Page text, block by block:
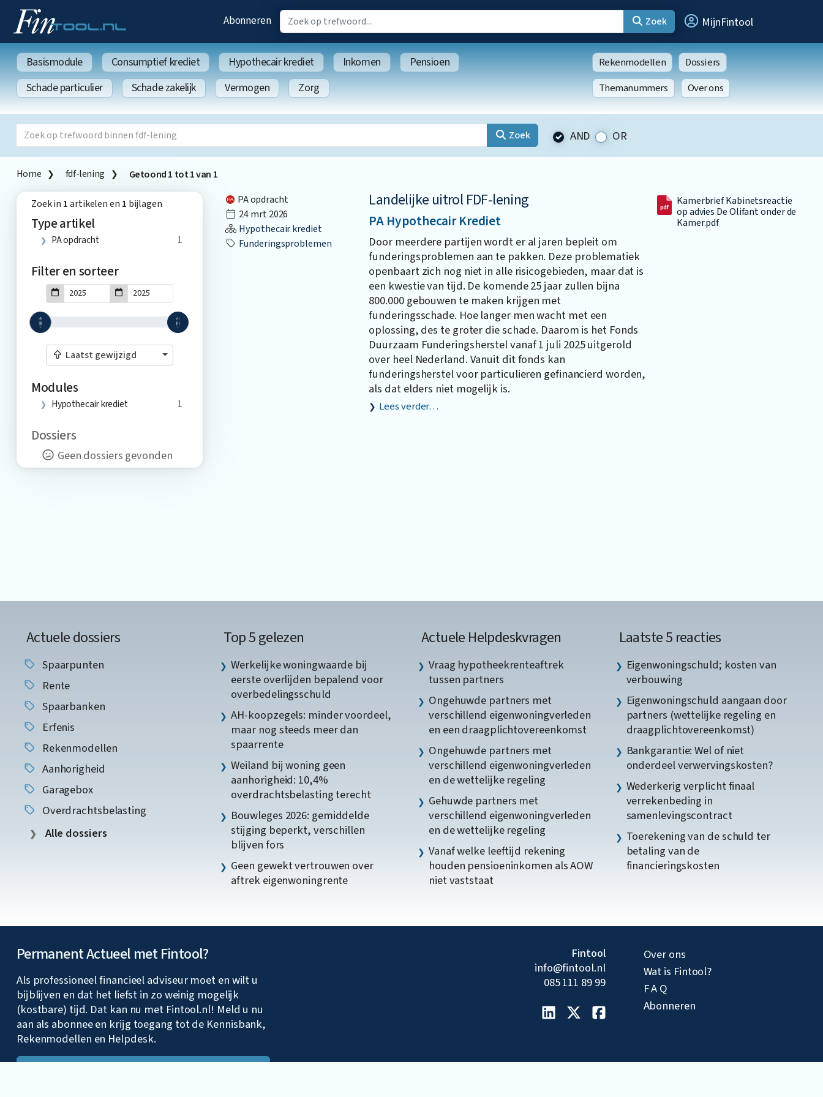
Abonneren Zoek MijnFintool
Basismodule Consumptief krediet Hypothecair krediet Inkomen
Pensioen
Schade particulier
Schade zakelijk Vermogen Zorg
Rekenmodellen
Dossiers
Themanummers
Over ons
Zoek AND OR
Home fdf-lening Getoond1 tot1van 1
Zoek in 1artikelen en 1 bijlagen
Type artikel
PA opdracht 1
Filter en sorteer
Laatst gewijzigd
Modules
Hypothecair krediet 1
Dossiers
Geen dossiers gevonden
PA opdracht
24 mrt 2026
Hypothecair krediet
Funderingsproblemen
Landelijke uitrol FDF-lening
PA Hypothecair Krediet
Door meerdere partijen wordt er al jaren bepleit om
funderingsproblemen aan te pakken. Deze problematiek
openbaart zich nog niet in alle risicogebieden, maar dat is
een kwestie van tijd. De komende 25 jaar zullen bijna
800.000 gebouwen te maken krijgen met
funderingsschade. Hoe langer men wacht met een
oplossing, des te groter die schade. Daarom is het Fonds
Duurzaam Funderingsherstel vanaf 1 juli 2025 uitgerold
over heel Nederland. Vanuit dit fonds kan
funderingsherstel voor particulieren gefinancierd worden,
als dat elders niet mogelijk is.
Lees verder…
Kamerbrief Kabinetsreactie
op advies De Olifant onder de
Kamer.pdf
Actuele dossiers
Spaarpunten
Rente
Spaarbanken
Erfenis
Rekenmodellen
Aanhorigheid
Garagebox
Overdrachtsbelasting
Alle dossiers
Top 5 gelezen
Werkelijke woningwaarde bij
eerste overlijden bepalend voor
overbedelingsschuld
AH-koopzegels: minder voordeel,
maar nog steeds meer dan
spaarrente
Weiland bij woning geen
aanhorigheid: 10,4%
overdrachtsbelasting terecht
Bouwleges 2026: gemiddelde
stijging beperkt, verschillen
blijven fors
Geen gewekt vertrouwen over
aftrek eigenwoningrente
Actuele Helpdeskvragen
Vraag hypotheekrenteaftrek
tussen partners
Ongehuwde partners met
verschillend eigenwoningverleden
en een draagplichtovereenkomst
Ongehuwde partners met
verschillend eigenwoningverleden
en de wettelijke regeling
Gehuwde partners met
verschillend eigenwoningverleden
en de wettelijke regeling
Vanaf welke leeftijd rekening
houden pensioeninkomen als AOW
niet vaststaat
Laatste 5 reacties
Eigenwoningschuld; kosten van
verbouwing
Eigenwoningschuld aangaan door
partners (wettelijke regeling en
draagplichtovereenkomst)
Bankgarantie: Wel of niet
onderdeel verwervingskosten?
Wederkerig verplicht finaal
verrekenbeding in
samenlevingscontract
Toerekening van de schuld ter
betaling van de
financieringskosten
Permanent Actueel met Fintool?
Als professioneel financieel adviseur moet en wilt u
bijblijven en dat het liefst in zo weinig mogelijk
(kostbare) tijd. Dat kan nu met Fintool.nl! Meld u nu
aan als abonnee en krijg toegang tot de Kennisbank,
Rekenmodellen en Helpdesk.
Fintool
info@fintool.nl
085 111 89 99
Over ons
Wat is Fintool?
F A Q
Abonneren